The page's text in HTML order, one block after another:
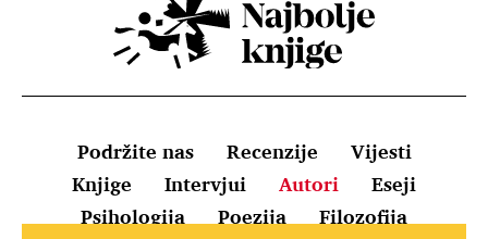
Podržite nas Recenzije
Vijesti
Knjige
Intervjui Autori
Eseji
Psihologija
Poezija Filozofija